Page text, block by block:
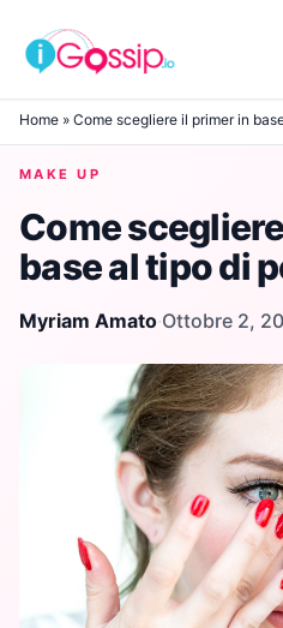
Skip to content
Home » Come scegliere il primer in
MAKE UP
Come
base al tipo di
Myriam Amato·Ottobre 2,